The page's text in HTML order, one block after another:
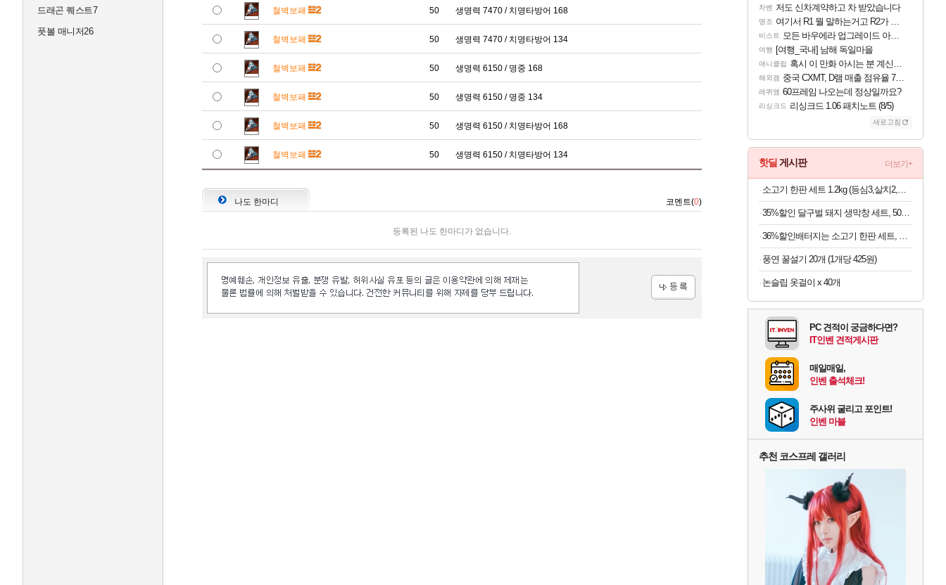
드래곤 퀘스트7
풋볼 매니저26
철벽보패 50 생명력 7470 / 치명타방어 168
철벽보패 50 생명력 7470 / 치명타방어 134
철벽보패 50 생명력 6150 / 명중 168
철벽보패 50 생명력 6150 / 명중 134
철벽보패 50 생명력 6150 / 치명타방어 168
철벽보패 50 생명력 6150 / 치명타방어 134
나도 한마디 코멘트(0)
등록된 나도 한마디가 없습니다.
차벤 저도 신차계약하고 차 받았습니다
명조 여기서 R1 뭘 말하는거고 R2가 뭘말하는걸까요?
비스트 모든 바우에라 업그레이드 아이템 획득 위치 공략 (89개)
여행 [여행_국내] 남해 독일마을
애니클립 혹시 이 만화 아시는 분 계신가요
해외겜 중국 CXMT, D램 매출 점유율 7%…글로벌 4위로 부상
레퀴엠 60프레임 나오는데 정상일까요?
리싱크드 리싱크드 1.06 패치노트 (8/5)
새로고침
핫딜 게시판 더보기+
소고기 한판 세트 1.2kg (등심3,살치2,부채2,갈비2,우삼겹3) (100g당 2,658원)
35%할인 달구벌 돼지 생막창 세트, 500g, 2봉
36%할인배터지는 소고기 한판 세트, 등심살 300g + 살치살 200g + 부채살 200g + 갈비살 200g + 우삼겹 300g, 1.2kg, 1세트
풍연 꿀설기 20개 (1개당 425원)
논슬립 옷걸이 x 40개
PC 견적이 궁금하다면?
IT인벤 견적게시판
매일매일,
인벤 출석체크!
주사위 굴리고 포인트!
인벤 마블
추천 코스프레 갤러리